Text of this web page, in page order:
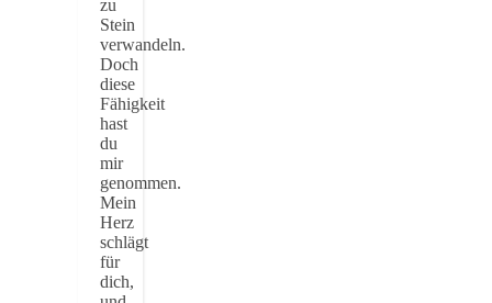
zu
Stein
verwandeln.
Doch
diese
Fähigkeit
hast
du
mir
genommen.
Mein
Herz
schlägt
für
dich,